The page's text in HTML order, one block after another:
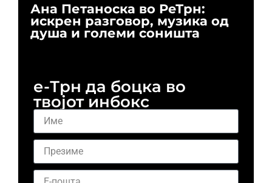
Ана Петаноска во РеТрн:
искрен разговор, музика од
душа и големи соништа
е-Трн да боцка во
твојот инбокс